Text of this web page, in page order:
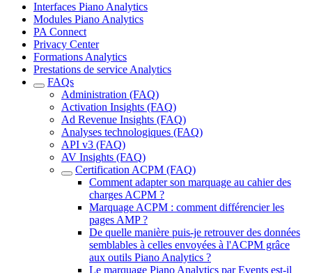
Interfaces Piano Analytics
Modules Piano Analytics
PA Connect
Privacy Center
Formations Analytics
Prestations de service Analytics
FAQs
Administration (FAQ)
Activation Insights (FAQ)
Ad Revenue Insights (FAQ)
Analyses technologiques (FAQ)
API v3 (FAQ)
AV Insights (FAQ)
Certification ACPM (FAQ)
Comment adapter son marquage au cahier des
charges ACPM ?
Marquage ACPM : comment différencier les
pages AMP ?
De quelle manière puis-je retrouver des données
semblables à celles envoyées à l'ACPM grâce
aux outils Piano Analytics ?
Le marquage Piano Analytics par Events est-il